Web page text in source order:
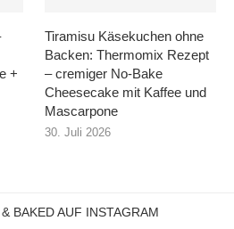
+
Tiramisu Käsekuchen ohne
Backen: Thermomix Rezept
– cremiger No-Bake
Cheesecake mit Kaffee und
Mascarpone
30. Juli 2026
BAKED AUF INSTAGRAM